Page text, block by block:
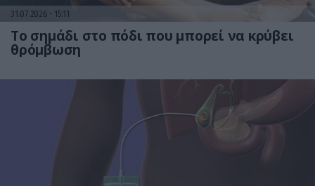
31.07.2026 15:11
Το σημάδι στο πόδι που μπορεί να κρύβει
θρόμβωση